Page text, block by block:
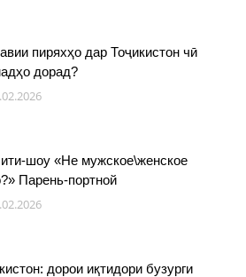
пиряхҳо дар Тоҷикистон чӣ
дорад?
шоу «Не мужское\женское
Парень-портной
дорои иқтидори бузурги